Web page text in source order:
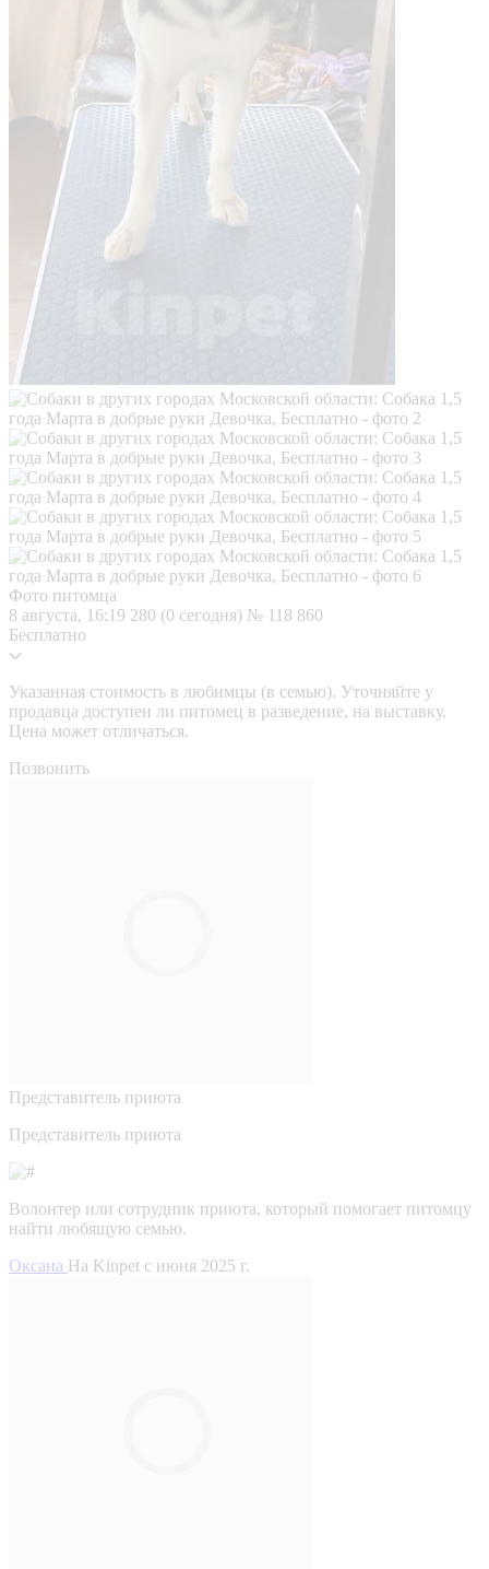
Фото питомца
8 августа, 16:19 280 (0 сегодня) № 118 860
Бесплатно
Указанная стоимость в любимцы (в семью). Уточняйте у
продавца доступен ли питомец в разведение, на выставку.
Цена может отличаться.
Позвонить
Представитель приюта
Представитель приюта
Волонтер или сотрудник приюта, который помогает питомцу
найти любящую семью.
Оксана На Kinpet c июня 2025 г.